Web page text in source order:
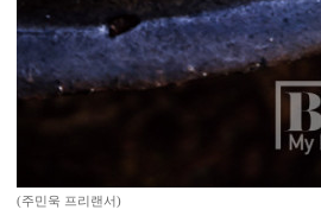
(주민욱 프리랜서)